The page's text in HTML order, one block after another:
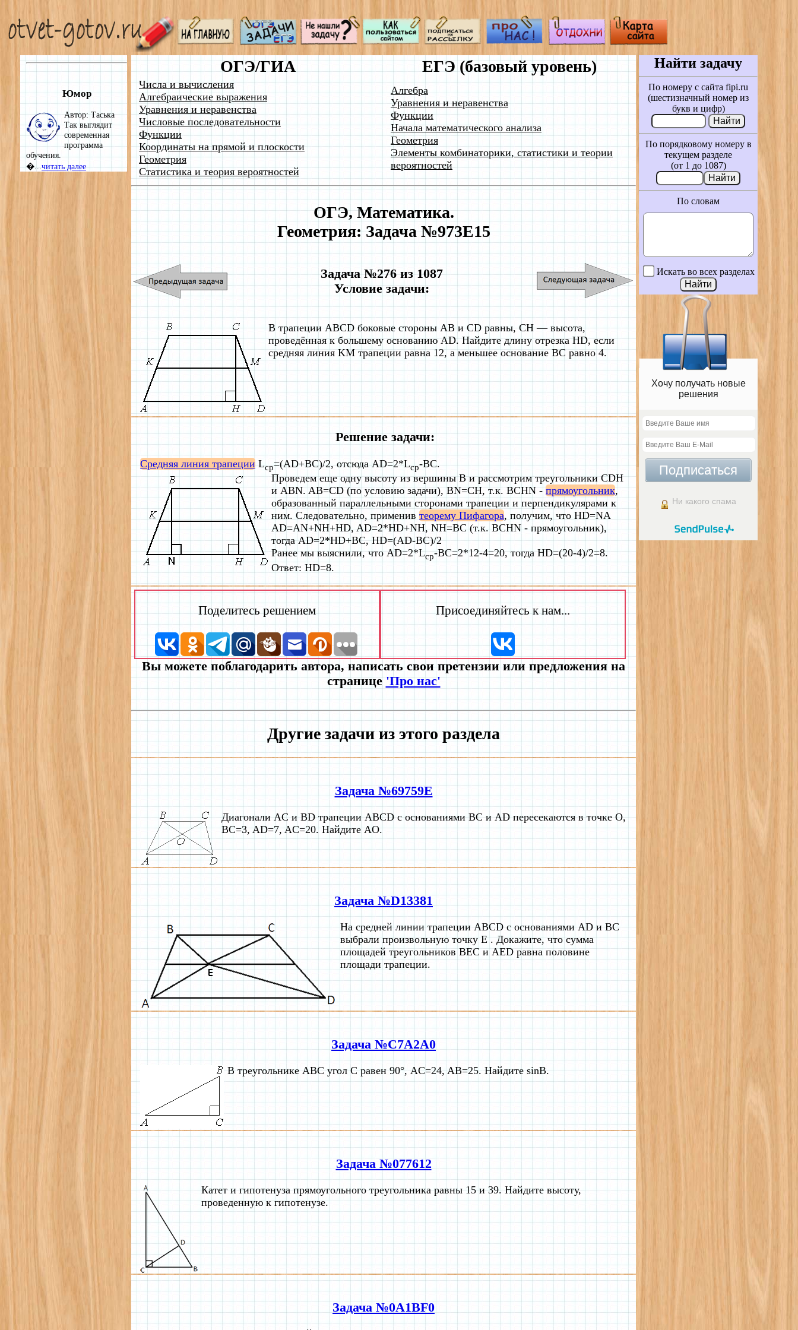
Юмор
Автор: Таська
Так выглядит
современная
программа
обучения.
�...читать далее
ОГЭ/ГИА ЕГЭ (базовый уровень)
Числа и вычисления
Алгебраические выражения
Уравнения и неравенства
Числовые последовательности
Функции
Координаты на прямой и плоскости
Геометрия
Статистика и теория вероятностей
Алгебра
Уравнения и неравенства
Функции
Начала математического анализа
Геометрия
Элементы комбинаторики, статистики и теории
вероятностей
ОГЭ, Математика.
Геометрия: Задача №973E15
Задача №276 из 1087
Условие задачи:
В трапеции АВСD боковые стороны AB и CD равны, CH — высота,
проведённая к большему основанию AD. Найдите длину отрезка HD, если
средняя линия KM трапеции равна 12, а меньшее основание BC равно 4.
Решение задачи:
Средняя линия трапецииLср=(AD+BC)/2, отсюда AD=2*Lср-BC.
Проведем еще одну высоту из вершины Bи рассмотрим треугольники CDH
и ABN. AB=CD (по условию задачи), BN=CH, т.к. BCHN -прямоугольник,
образованный параллельными сторонами трапеции и перпендикулярами к
ним. Следовательно, применив теорему Пифагора, получим, что HD=NA
AD=AN+NH+HD, AD=2*HD+NH, NH=BC (т.к. BCHN - прямоугольник),
тогда AD=2*HD+BC, HD=(AD-BC)/2
Ранее мы выяснили, что AD=2*Lср-BC=2*12-4=20, тогда HD=(20-4)/2=8.
Ответ: HD=8.
Поделитесь решением Присоединяйтесь к нам...
Вы можете поблагодарить автора, написать свои претензии или предложения на
странице'Про нас'
Другие задачи из этого раздела
Задача №69759E
Диагонали AC и BD трапеции ABCD с основаниями BC и AD пересекаются в точке O,
BC=3, AD=7, AC=20. Найдите AO.
Задача №D13381
На средней линии трапеции ABCD с основаниями AD и BC
выбрали произвольную точку E . Докажите, что сумма
площадей треугольников BEC и AED равна половине
площади трапеции.
Задача №C7A2A0
В треугольнике ABC угол C равен 90°, AC=24, AB=25. Найдите sinB.
Задача №077612
Катет и гипотенуза прямоугольного треугольника равны 15 и 39. Найдите высоту,
проведенную к гипотенузе.
Задача №0A1BF0
Найти задачу
По номеру с сайта fipi.ru
(шестизначный номер из
букв и цифр)
По порядковому номеру в
текущем разделе
(от 1 до 1087)
По словам
Искать во всех разделах
Хочу получать новые
решения
Подписаться
Ни какого спама